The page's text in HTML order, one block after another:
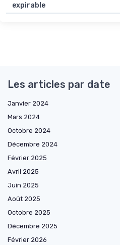
expirable
Les articles par date
Janvier 2024
Mars 2024
Octobre 2024
Décembre 2024
Février 2025
Avril 2025
Juin 2025
Août 2025
Octobre 2025
Décembre 2025
Février 2026